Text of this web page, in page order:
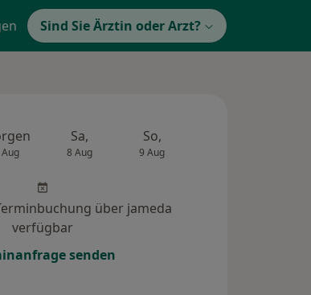
Sind Sie Ärztin oder Arzt?
Sa,
8 Aug
So,
9 Aug
über jameda
verfügbar
senden